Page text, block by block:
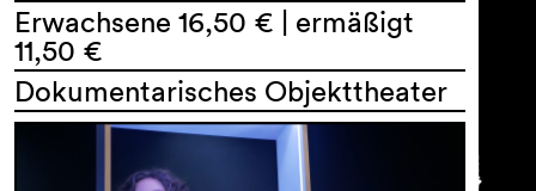
Erwachsene 16,50 € | ermäßigt
11,50 €
Dokumentarisches Objekttheater